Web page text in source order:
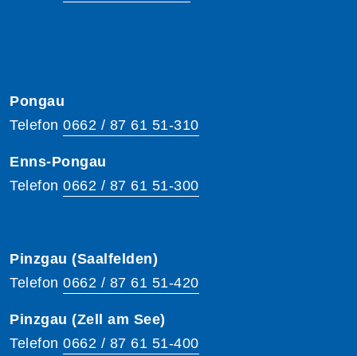
Pongau
Telefon 0662 / 87 61 51-310
Enns-Pongau
Telefon 0662 / 87 61 51-300
Pinzgau (Saalfelden)
Telefon 0662 / 87 61 51-420
Pinzgau (Zell am See)
Telefon 0662 / 87 61 51-400